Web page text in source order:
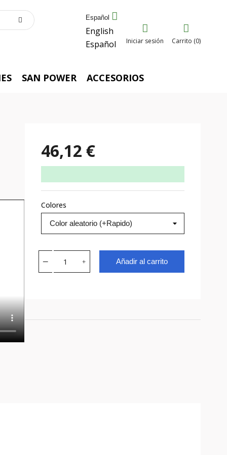
Español
English
Español
Iniciar sesión Carrito (0)
SAN POWER ACCESORIOS
46,12 €
Colores
Añadir al carrito